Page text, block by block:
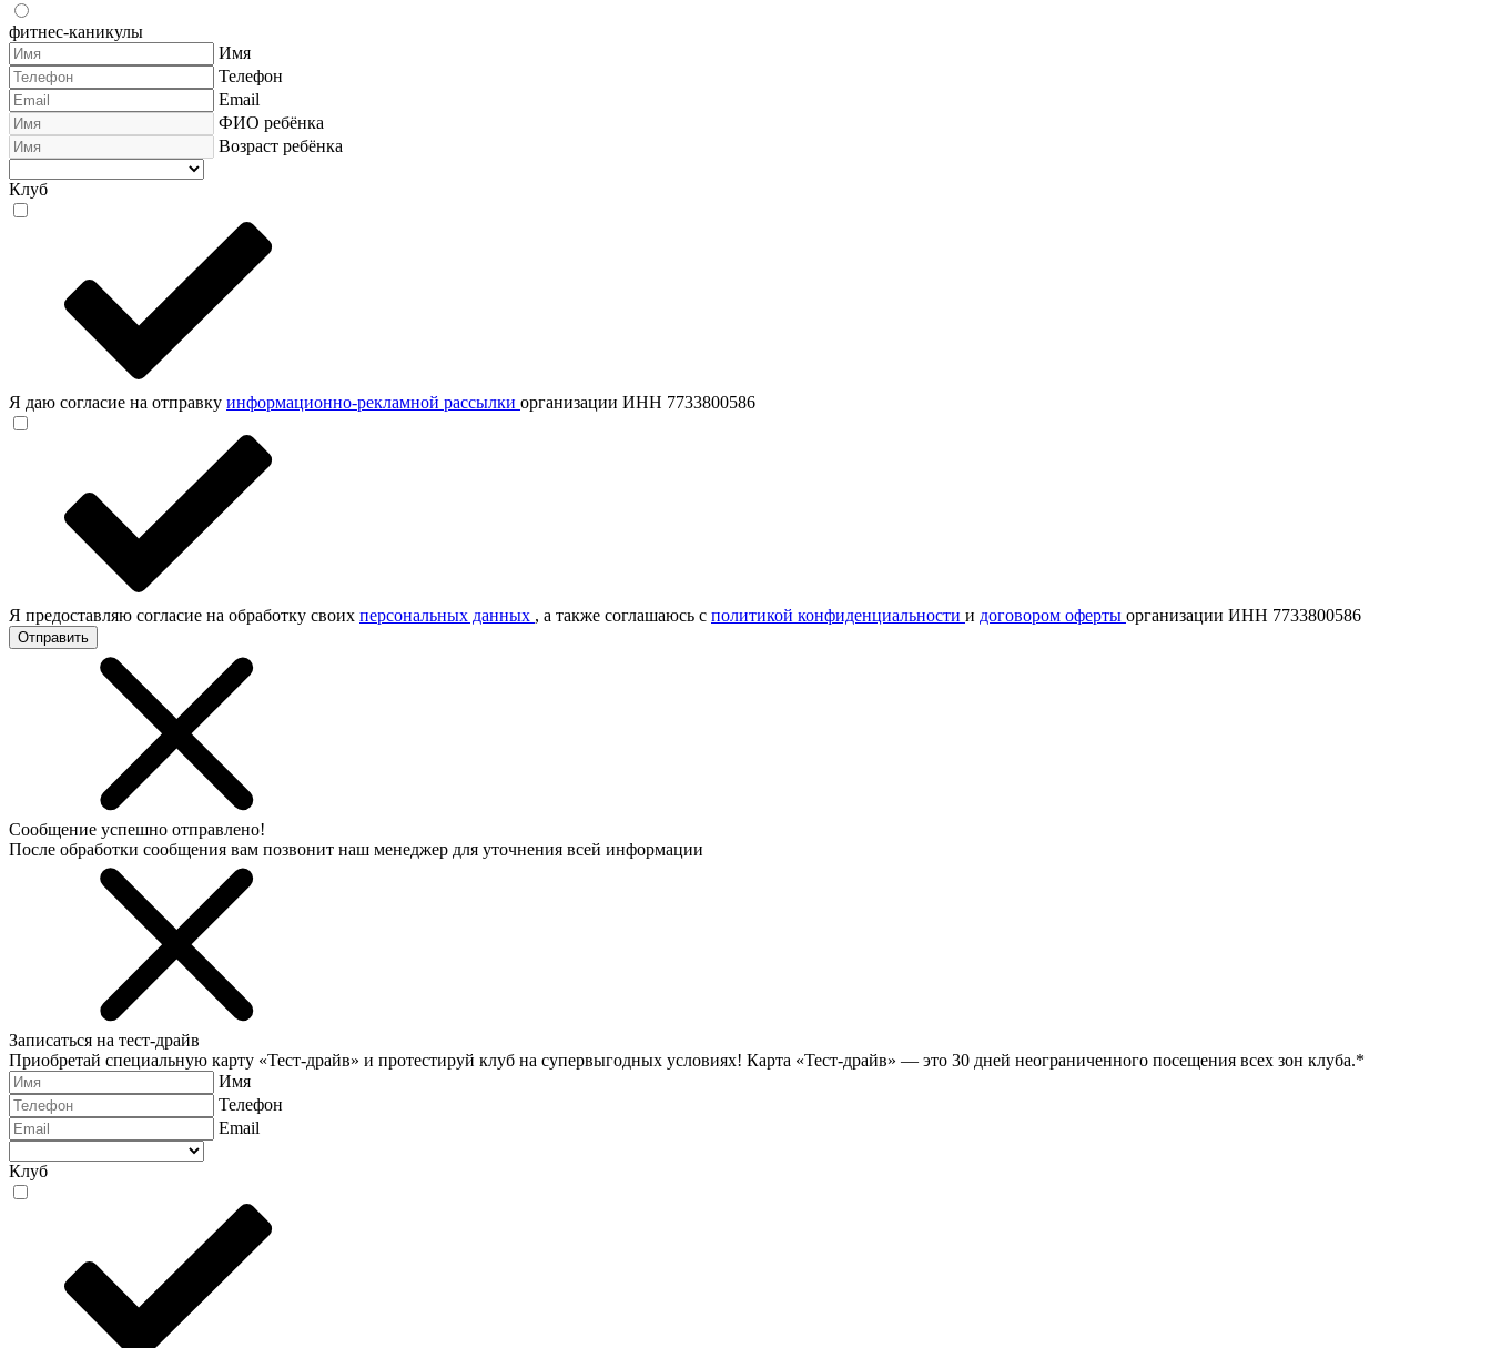
фитнес-каникулы
Имя
Телефон
Email
ФИО ребёнка
Возраст ребёнка
Клуб
Я даю согласие на отправку информационно-рекламной рассылки организации ИНН 7733800586
Я предоставляю согласие на обработку своих персональных данных , а также соглашаюсь с политикой конфиденциальности и договором оферты организации ИНН 7733800586
Отправить
Сообщение успешно отправлено!
После обработки сообщения вам позвонит наш менеджер для уточнения всей информации
Записаться на тест-драйв
Приобретай специальную карту «Тест-драйв» и протестируй клуб на супервыгодных условиях! Карта «Тест-драйв» — это 30 дней неограниченного посещения всех зон клуба.*
Имя
Телефон
Email
Клуб